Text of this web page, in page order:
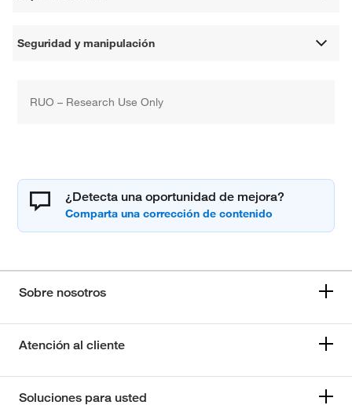
Seguridad y manipulación
RUO – Research Use Only
¿Detecta una oportunidad de mejora?
Sobre nosotros
Atención al cliente
Soluciones para usted